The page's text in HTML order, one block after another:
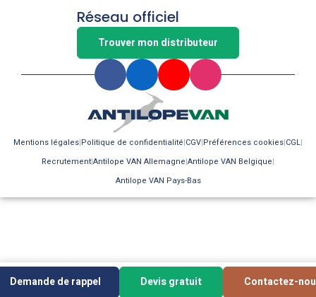
Réseau officiel
Trouver mon distributeur
Mentions légales Politique de confidentialité CGV Préférences cookies CGL
RecrutementAntilope VAN Allemagne Antilope VAN Belgique
Antilope VAN Pays-Bas
Demande de rappel Devis gratuit Contactez-